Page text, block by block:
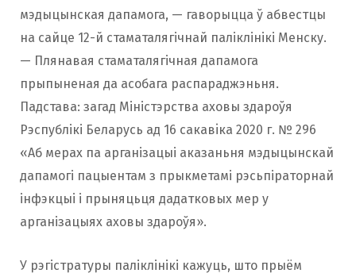
мэдыцынская дапамога, — гаворыцца ў абвестцы
на сайце 12-й стаматалягічнай паліклінікі Менску.
— Плянавая стаматалягічная дапамога
прыпыненая да асобага распараджэньня.
Падстава: загад Міністэрства аховы здароўя
Рэспублікі Беларусь ад 16 сакавiка 2020 г. № 296
«Аб мерах па арганізацыі аказаньня мэдыцынскай
дапамогі пацыентам з прыкметамі рэсьпіраторнай
інфэкцыі і прыняцьця дадатковых мер у
арганізацыях аховы здароўя».
У рэгістратуры паліклінікі кажуць, што прыём